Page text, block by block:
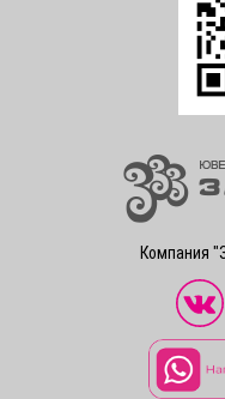
Компания